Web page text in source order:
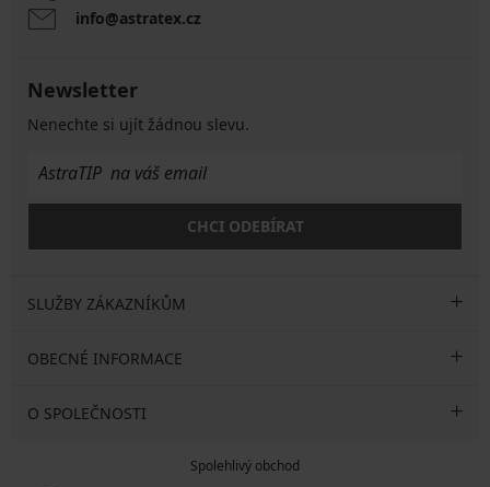
info@astratex.cz
Newsletter
Nenechte si ujít žádnou slevu.
CHCI ODEBÍRAT
SLUŽBY ZÁKAZNÍKŮM
OBECNÉ INFORMACE
O SPOLEČNOSTI
Spolehlivý obchod